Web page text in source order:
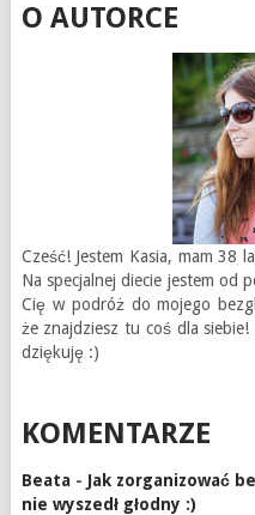
O AUTORCE
Cześć! Jestem Kasia, mam 38
Na specjalnej diecie jestem od
Cię w podróż do mojego
że znajdziesz tu coś dla
dziękuję :)
KOMENTARZE
Beata- Jak zorganizować
nie wyszedł głodny :)